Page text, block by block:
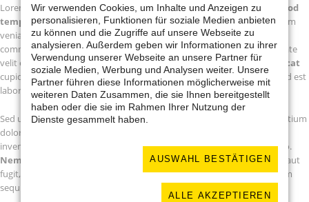
Lorem ipsum dolor sit amet, consectetur adipisicing elit, sed doeiusmod
tempor incididuntut labore et dolore magna aliqua. Ut enim ad minim
veniam, quis nostrud exercitation ullamco laboris nisi ut aliquip ex ea
commodo consequat. Duis aute irure dolor in reprehenderit in voluptate
velit esse cillum dolore eu fugiat nulla pariatur.Excepteur sint occaecat
cupidatat non proident, sunt in culpa qui officia deserunt mollit anim id est
laborum.
Sed ut perspiciatis unde omnis iste natus error sit voluptatem accusantium
doloremque laudantium, totam rem aperiam, eaque ipsa quae ab illo
inventore veritatis et quasi architecto beatae vitae dicta sunt explicabo.
Nemo enim ipsam
voluptatem quia voluptas sit aspernatur aut odit aut
fugit, sed quia consequuntur magni dolores eos qui ratione voluptatem
sequi nesciunt.
Wir verwenden Cookies, um Inhalte und Anzeigen zu
personalisieren, Funktionen für soziale Medien anbieten
zu können und die Zugriffe auf unsere Webseite zu
analysieren. Außerdem geben wir Informationen zu ihrer
Verwendung unserer Webseite an unsere Partner für
soziale Medien, Werbung und Analysen weiter. Unsere
Partner führen diese Informationen möglicherweise mit
weiteren Daten Zusammen, die sie Ihnen bereitgestellt
haben oder die sie im Rahmen Ihrer Nutzung der
Dienste gesammelt haben.
AUSWAHL BESTÄTIGEN
ALLE AKZEPTIEREN